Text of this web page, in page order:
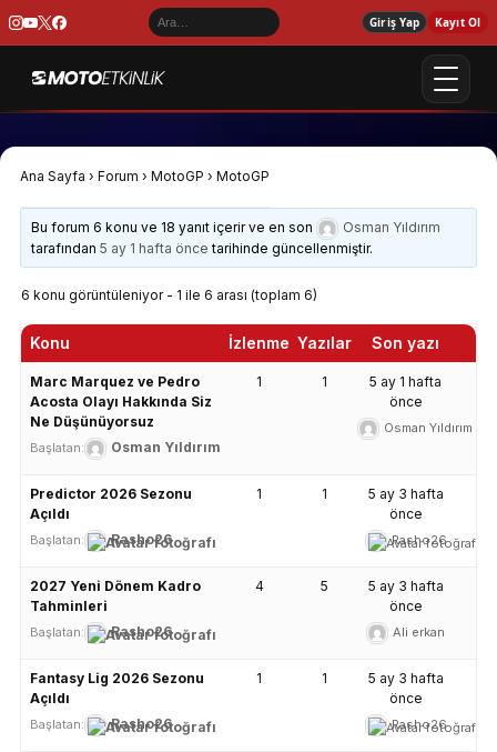
Giriş Yap Kayıt Ol
Ana Sayfa › Forum › MotoGP › MotoGP
Bu forum 6 konu ve 18 yanıt içerir ve en son
Osman Yıldırım
tarafından5 ay 1 hafta önce tarihinde güncellenmiştir.
6 konu görüntüleniyor - 1 ile 6 arası (toplam 6)
Konu İzlenme Yazılar Son yazı
Marc Marquez ve Pedro
Acosta Olayı Hakkında Siz
Ne Düşünüyorsuz
Başlatan: Osman Yıldırım
1 1
5 ay 1 hafta
önce
Osman Yıldırım
Predictor 2026 Sezonu
Açıldı
Başlatan: Rasho26
1 1
5 ay 3 hafta
önce
Rasho26
2027 Yeni Dönem Kadro
Tahminleri
Başlatan: Rasho26
4 5
5 ay 3 hafta
önce
Ali erkan
Fantasy Lig 2026 Sezonu
Açıldı
Başlatan: Rasho26
1 1
5 ay 3 hafta
önce
Rasho26